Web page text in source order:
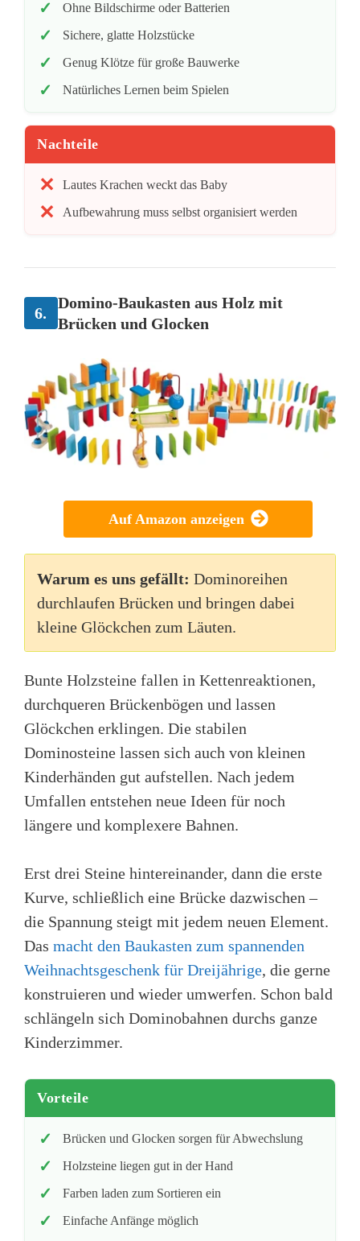
Ohne Bildschirme oder Batterien
Sichere, glatte Holzstücke
Genug Klötze für große Bauwerke
Natürliches Lernen beim Spielen
Nachteile
Lautes Krachen weckt das Baby
Aufbewahrung muss selbst organisiert werden
6.
Domino-Baukasten aus Holz mit
Brücken und Glocken
Auf Amazon anzeigen
Warum es uns gefällt: Dominoreihen
durchlaufen Brücken und bringen dabei
kleine Glöckchen zum Läuten.
Bunte Holzsteine fallen in Kettenreaktionen,
durchqueren Brückenbögen und lassen
Glöckchen erklingen. Die stabilen
Dominosteine lassen sich auch von kleinen
Kinderhänden gut aufstellen. Nach jedem
Umfallen entstehen neue Ideen für noch
längere und komplexere Bahnen.
Erst drei Steine hintereinander, dann die erste
Kurve, schließlich eine Brücke dazwischen –
die Spannung steigt mit jedem neuen Element.
Das macht den Baukasten zum spannenden
Weihnachtsgeschenk für Dreijährige, die gerne
konstruieren und wieder umwerfen. Schon bald
schlängeln sich Dominobahnen durchs ganze
Kinderzimmer.
Vorteile
Brücken und Glocken sorgen für Abwechslung
Holzsteine liegen gut in der Hand
Farben laden zum Sortieren ein
Einfache Anfänge möglich